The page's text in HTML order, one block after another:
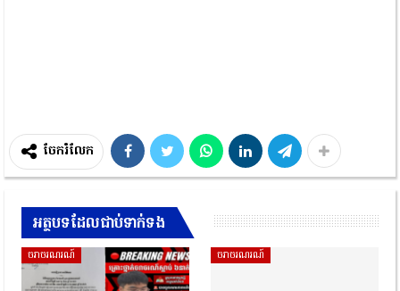
ចែករំលែក
អត្ថបទដែលជាប់ទាក់ទង
ចរាចរណរណ៍ ចរាចរណរណ៍